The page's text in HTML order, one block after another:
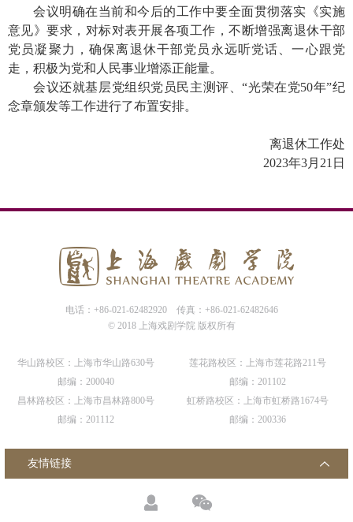
会议明确在当前和今后的工作中要全面贯彻落实《实施
意见》要求，对标对表开展各项工作，不断增强离退休干部
党员凝聚力，确保离退休干部党员永远听党话、一心跟党
走，积极为党和人民事业增添正能量。
会议还就基层党组织党员民主测评、“光荣在党50年”纪
念章颁发等工作进行了布置安排。
离退休工作处
2023年3月 21 日
电话：+86-021-62482920
传真：+86-021-62482646
© 2018 上海戏剧学院 版权所有
华山路校区：上海市华山路630号
邮编：200040
昌林路校区：上海市昌林路800号
邮编：201112
莲花路校区：上海市莲花路211号
邮编：201102
虹桥路校区：上海市虹桥路1674号
邮编：200336
友情链接